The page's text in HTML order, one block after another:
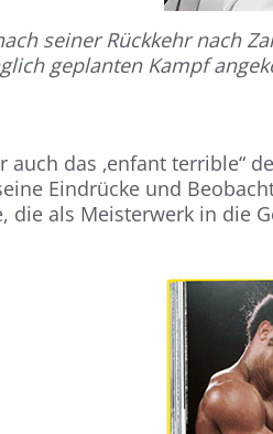
seiner Rückkehr nach
geplanten Kampf
auch das ‚enfant terrible“
Eindrücke und
die als Meisterwerk in die